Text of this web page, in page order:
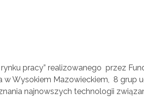
pracy” realizowanego przez
Wysokiem Mazowieckiem, 8 grup
najnowszych technologii